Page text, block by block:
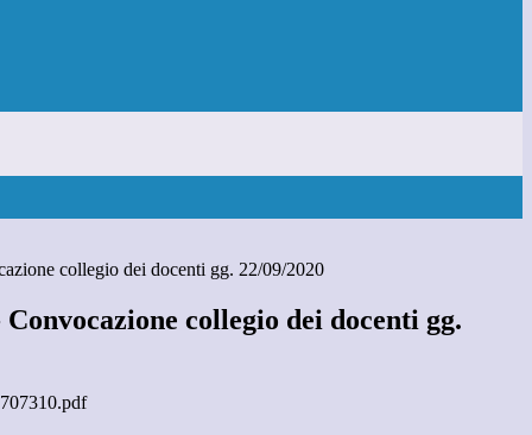
collegio dei docenti gg. 22/09/2020
collegio dei docenti gg.